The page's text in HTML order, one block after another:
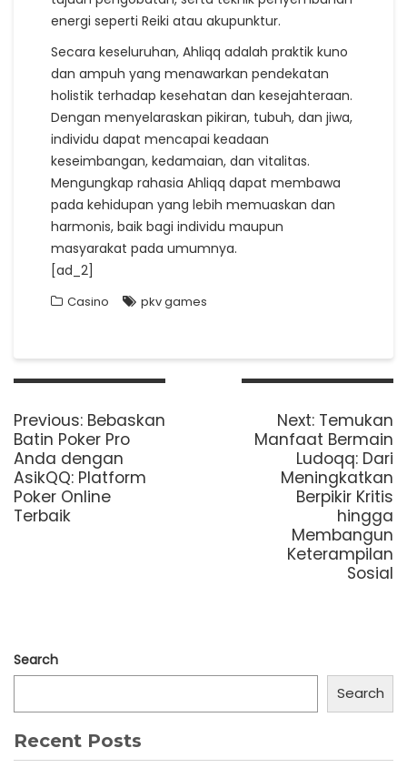
energi seperti Reiki atau akupunktur.
Secara keseluruhan, Ahliqq adalah praktik kuno
dan ampuh yang menawarkan pendekatan
holistik terhadap kesehatan dan kesejahteraan.
Dengan menyelaraskan pikiran, tubuh, dan jiwa,
individu dapat mencapai keadaan
keseimbangan, kedamaian, dan vitalitas.
Mengungkap rahasia Ahliqq dapat membawa
pada kehidupan yang lebih memuaskan dan
harmonis, baik bagi individu maupun
masyarakat pada umumnya.
[ad_2]
Casino pkv games
Post
Previous: Previous
post:
Bebaskan
Batin Poker Pro
Anda dengan
AsikQQ: Platform
Poker Online
Terbaik
Next: Next
post:
Temukan
Manfaat Bermain
Ludoqq: Dari
Meningkatkan
Berpikir Kritis
hingga
Membangun
Keterampilan
Sosial
Search
Search
Recent Posts